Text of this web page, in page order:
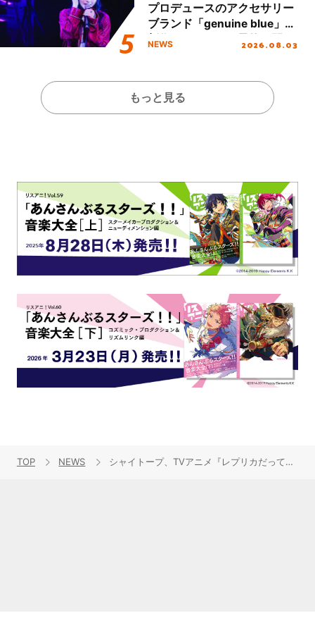
プロデュースのアクセサリー
ブランド「genuine blue」の
新作アクセサリー予約も開
NEWS 2026.08.03
もっと見る
TOP NEWS シャイトープ、TVアニメ『レプリカだって、恋をする。』OPテーマ「リフレイン」のMusic Videoを公開！